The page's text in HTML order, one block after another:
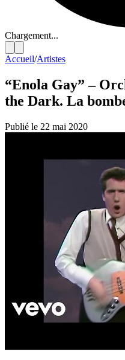
Chargement...
Accueil/Artistes
“Enola Gay” –
the Dark. La
Publié le 22 mai 2020